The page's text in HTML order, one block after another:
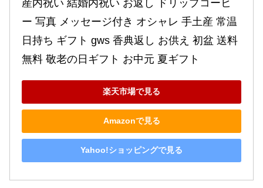
産内祝い 結婚内祝い お返し ドリップコーヒ
ー 写真 メッセージ付き オシャレ 手土産 常温
日持ち ギフト gws 香典返し お供え 初盆 送料
無料 敬老の日ギフト お中元 夏ギフト
楽天市場で見る
Amazonで見る
Yahoo!ショッピングで見る